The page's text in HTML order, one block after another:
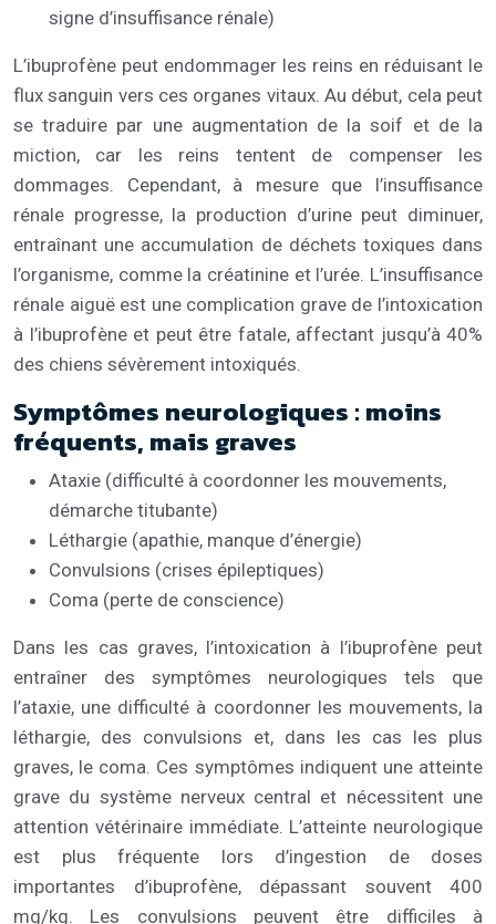
signe d’insuffisance rénale)
L’ibuprofène peut endommager les reins en réduisant le
flux sanguin vers ces organes vitaux. Au début, cela peut
se traduire par une augmentation de la soif et de la
miction, car les reins tentent de compenser les
dommages. Cependant, à mesure que l’insuffisance
rénale progresse, la production d’urine peut diminuer,
entraînant une accumulation de déchets toxiques dans
l’organisme, comme la créatinine et l’urée. L’insuffisance
rénale aiguë est une complication grave de l’intoxication
à l’ibuprofène et peut être fatale, affectant jusqu’à 40%
des chiens sévèrement intoxiqués.
Symptômes neurologiques : moins
fréquents, mais graves
Ataxie (difficulté à coordonner les mouvements,
démarche titubante)
Léthargie (apathie, manque d’énergie)
Convulsions (crises épileptiques)
Coma (perte de conscience)
Dans les cas graves, l’intoxication à l’ibuprofène peut
entraîner des symptômes neurologiques tels que
l’ataxie, une difficulté à coordonner les mouvements, la
léthargie, des convulsions et, dans les cas les plus
graves, le coma. Ces symptômes indiquent une atteinte
grave du système nerveux central et nécessitent une
attention vétérinaire immédiate. L’atteinte neurologique
est plus fréquente lors d’ingestion de doses
importantes d’ibuprofène, dépassant souvent 400
mg/kg. Les convulsions peuvent être difficiles à